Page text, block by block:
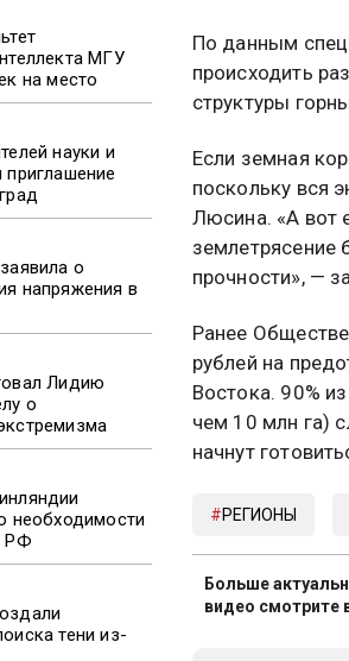
МГУ
на место
науки и
приглашение
о
напряжения в
Лидию
о
необходимости
РФ
тени из-
По данным
происходить
структуры
Если земная
поскольку вся
Люсина. «А вот
землетрясение
прочности», —
Ранее
рублей на
Востока. 90%
чем 10 млн га)
начнут
РЕГИОНЫ
Больше
видео смотрите